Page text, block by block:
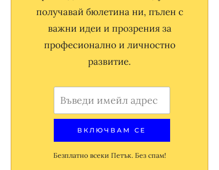
получавай бюлетина ни, пълен с
важни идеи и прозрения за
професионално и личностно
развитие.
Безплатно всеки Петък. Без спам!